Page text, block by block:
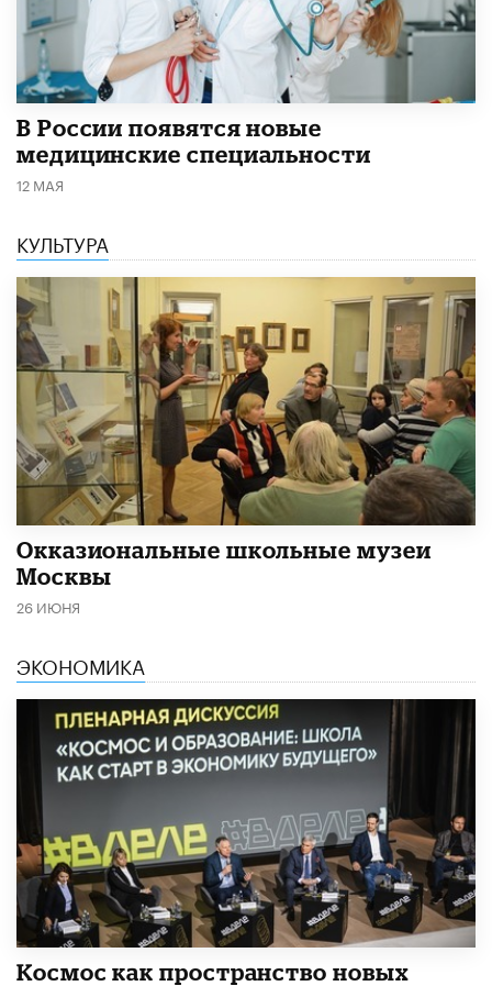
В России появятся новые
медицинские специальности
12 МАЯ
КУЛЬТУРА
​Окказиональные школьные музеи
Москвы
26 ИЮНЯ
ЭКОНОМИКА
Космос как пространство новых